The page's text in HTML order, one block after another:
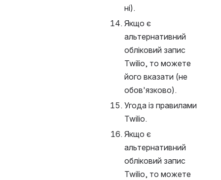
ні).
Якщо є
альтернативний
обліковий запис
Twilio, то можете
його вказати (не
обов'язково).
Угода із правилами
Twilio.
Якщо є
альтернативний
обліковий запис
Twilio, то можете